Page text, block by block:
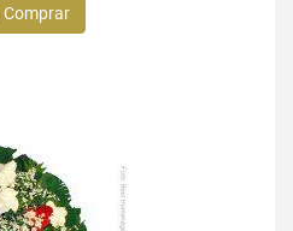
Comprar